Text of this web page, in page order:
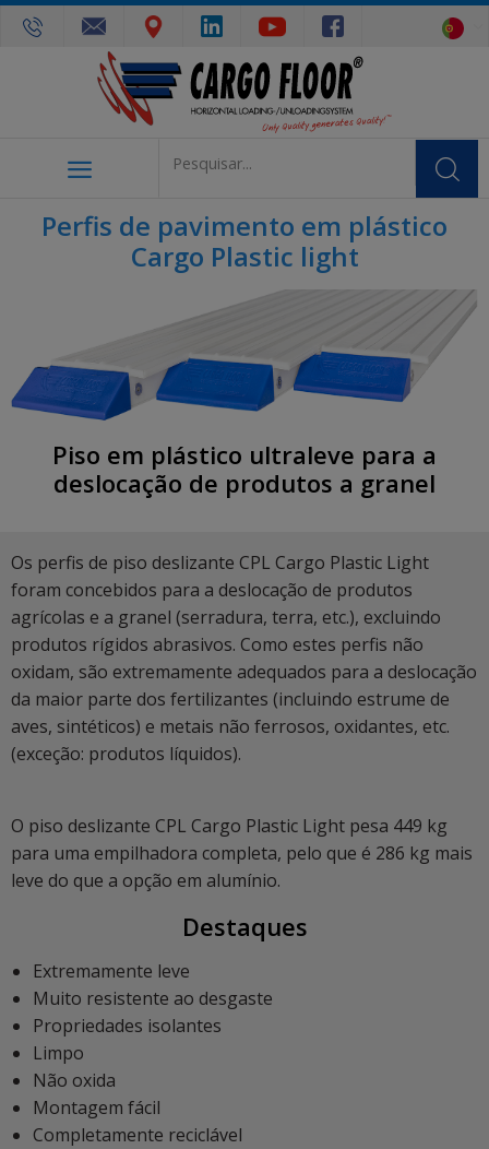
Perfis de pavimento em plástico
Cargo Plastic light
Piso em plástico ultraleve para a
deslocação de produtos a granel
Os perfis de piso deslizante CPL Cargo Plastic Light
foram concebidos para a deslocação de produtos
agrícolas e a granel (serradura, terra, etc.), excluindo
produtos rígidos abrasivos. Como estes perfis não
oxidam, são extremamente adequados para a deslocação
da maior parte dos fertilizantes (incluindo estrume de
aves, sintéticos) e metais não ferrosos, oxidantes, etc.
(exceção: produtos líquidos).
O piso deslizante CPL Cargo Plastic Light pesa 449 kg
para uma empilhadora completa, pelo que é 286 kg mais
leve do que a opção em alumínio.
Destaques
Extremamente leve
Muito resistente ao desgaste
Propriedades isolantes
Limpo
Não oxida
Montagem fácil
Completamente reciclável